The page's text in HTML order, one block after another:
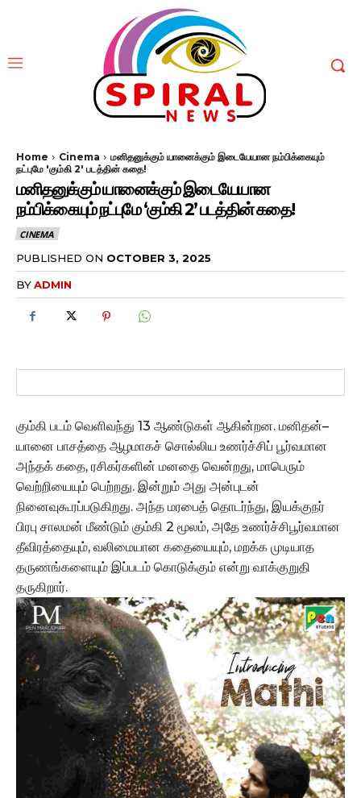
Home Cinema
மனிதனுக்கும் யானைக்கும் இடையேயான நம்பிக்கையும்
நட்புமே 'கும்கி 2' படத்தின் கதை!
மனிதனுக்கும் யானைக்கும் இடையேயான
நம்பிக்கையும் நட்புமே ‘கும்கி 2’ படத்தின் கதை!
CINEMA
PUBLISHED ON OCTOBER 3, 2025
BYADMIN
கும்கி படம் வெளிவந்து 13 ஆண்டுகள் ஆகின்றன. மனிதன்–
யானை பாசத்தை ஆழமாகச் சொல்லிய உணர்ச்சிப் பூர்வமான
அந்தக் கதை, ரசிகர்களின் மனதை வென்றது, மாபெரும்
வெற்றியையும் பெற்றது. இன்றும் அது அன்புடன்
நினைவுகூரப்படுகிறது. அந்த மரபைத் தொடர்ந்து, இயக்குநர்
பிரபு சாலமன் மீண்டும் கும்கி 2 மூலம், அதே உணர்ச்சிபூர்வமான
தீவிரத்தையும், வலிமையான கதையையும், மறக்க முடியாத
தருணங்களையும் இப்படம் கொடுக்கும் என்று வாக்குறுதி
தருகிறார்.